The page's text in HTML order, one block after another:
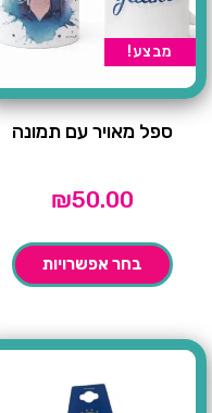
מבצע!
ספל מאויר עם תמונה
₪50.00
בחר אפשרויות